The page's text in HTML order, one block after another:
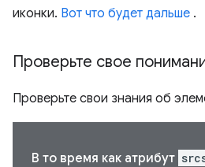
иконки. Вот что будет дальше .
Проверьте свое
Проверьте свои знания об
В то время как атрибут